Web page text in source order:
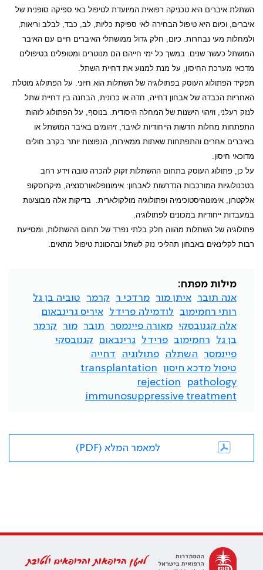
השתלת איברים היא טכניקה רפואית המיועדת לטיפול באי ספיקה סופנית של
איברים, וכיום היא טיפול הבחירה לאי ספיקת כליות, לב, כבד, לבלב וריאות,
ולמחלות מעי נבחרות. כיום, חלק גדול ממושתלי האיברים חיים עם האיבר
המושתל כעשר שנים. במשך כל ימי חייהם הם מנוטרים ומטופלים בטיפולים
מדכאי מערכת החיסון, על מנת למנוע את דחיית השתל.
תפקיד הפתולוג העוסק בפתולוגיה של השתלות הוא חיוני. על הפתולוג מוטלת
האחריות הכבדה של אבחון דחייה, חדה או כרונית, הבחנה בין דחיית שתל
לנזק רעלני, וזיהוי הישנות של המחלה היסודית. בנוסף, על הפתולוג לזהות
התפתחות מחלות חדשות הייחודיות לאיבר, זיהומים באיבר המושתל או
באיברים אחרים והתפתחות שאתות ממאירות, הנפוצות יותר בקרב חולים
מדוכאי חיסון.
על כן, פתולוג העוסק בתחום ההשתלות זקוק להכרה טובה וידע רחב
בטכנולוגיות המורכבות הנדרשות לאבחון: אימונופלואורסנציה, מיקרוסקופ
אלקטרון, אימונוהיסטוכימיה ופתולוגיה מולקולארית. בדיקות אלה מבוצעות
במעבדות ייחודיות במכונים לפתולוגיה.
פתולוגיה של השתלות מהווה חלק בלתי נפרד של תחום ההשתלות, ומסייעת
רבות לקלינאים באבחון תהליכי נזק לשתל ובהכוונת טיפול מתאים.
מילות מפתח:
אנה תובר
איתן מור מרדכי ר קרמר
טוביה בן גל
רותי רחמימוב
לודמילה פרידל
איריס גרינבאום
אלה קגנובסקי מאורה פיינמסר תובר מור
קרמר
בן גל
רחמימוב פרידל גרינבאום
קגנובסקי
פיינמסר
השתלה פתולוגיה
דחייה
טיפול מדכא חיסון
transplantation
pathology
rejection
immunosuppressive treatment
למאמר המלא (PDF)
למען הרופאות והרופאים ולטובת